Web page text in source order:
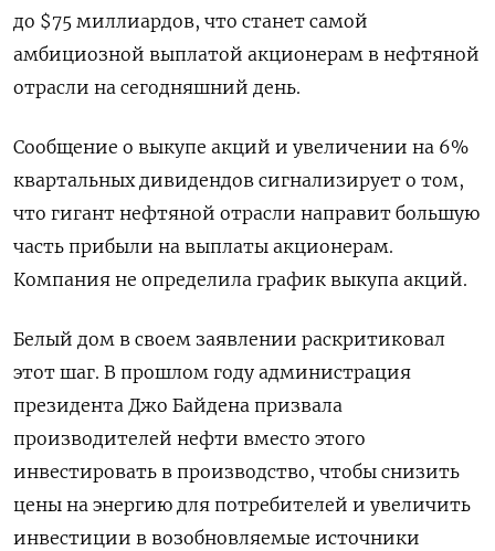
до $75 миллиардов, что станет самой
амбициозной выплатой акционерам в нефтяной
отрасли на сегодняшний день.
Сообщение о выкупе акций и увеличении на 6%
квартальных дивидендов сигнализирует о том,
что гигант нефтяной отрасли направит большую
часть прибыли на выплаты акционерам.
Компания не определила график выкупа акций.
Белый дом в своем заявлении раскритиковал
этот шаг. В прошлом году администрация
президента Джо Байдена призвала
производителей нефти вместо этого
инвестировать в производство, чтобы снизить
цены на энергию для потребителей и увеличить
инвестиции в возобновляемые источники